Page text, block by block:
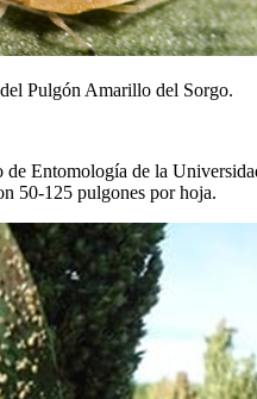
Pulgón Amarillo del Sorgo.
Entomología de la
50-125 pulgones por hoja.